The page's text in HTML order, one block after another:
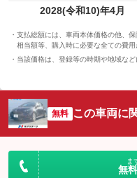
2028(令和10)年4月
支払総額には、車両本体価格の他、
相当額等、購入時に必要な全ての費用
当該価格は、登録等の時期や地域な
無料 この車両に
ま
無